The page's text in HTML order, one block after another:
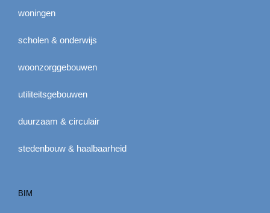
woningen
scholen & onderwijs
woonzorggebouwen
utiliteitsgebouwen
duurzaam & circulair
stedenbouw & haalbaarheid
BIM